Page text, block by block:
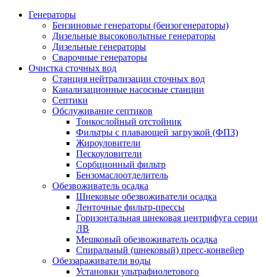
Генераторы
Бензиновые генераторы (бензогенераторы)
Дизельные высоковольтные генераторы
Дизельные генераторы
Сварочные генераторы
Очистка сточных вод
Станция нейтрализации сточных вод
Канализационные насосные станции
Септики
Обслуживание септиков
Тонкослойный отстойник
Фильтры с плавающей загрузкой (ФПЗ)
Жироуловители
Пескоуловители
Сорбционный фильтр
Бензомаслоотделитель
Обезвоживатель осадка
Шнековые обезвоживатели осадка
Ленточные фильтр-прессы
Горизонтальная шнековая центрифуга серии
ЛВ
Мешковый обезвоживатель осадка
Спиральный (шнековый) пресс-конвейер
Обеззараживатели воды
Установки ультрафиолетового